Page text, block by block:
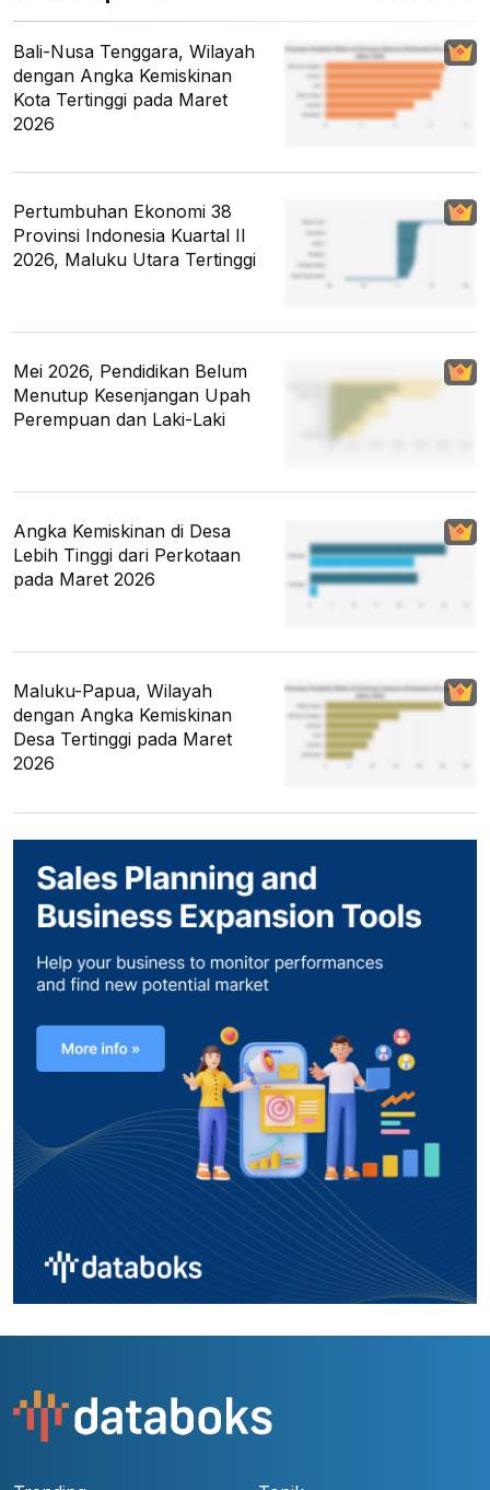
Bali-Nusa Tenggara, Wilayah
dengan Angka Kemiskinan
Kota Tertinggi pada Maret
2026
Pertumbuhan Ekonomi 38
Provinsi Indonesia Kuartal II
2026, Maluku Utara Tertinggi
Mei 2026, Pendidikan Belum
Menutup Kesenjangan Upah
Perempuan dan Laki-Laki
Angka Kemiskinan di Desa
Lebih Tinggi dari Perkotaan
pada Maret 2026
Maluku-Papua, Wilayah
dengan Angka Kemiskinan
Desa Tertinggi pada Maret
2026